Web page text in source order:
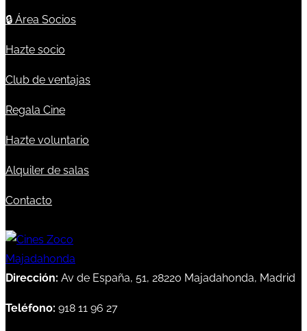
🔒 Área Socios
Hazte socio
Club de ventajas
Regala Cine
Hazte voluntario
Alquiler de salas
Contacto
Dirección: Av de España, 51, 28220 Majadahonda, Madrid
Teléfono: 918 11 96 27